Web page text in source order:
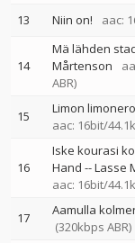
13 Niin on! aac:
14
Mä lähden
Mårtenson
ABR)
15
Limon
aac: 16bit/
16
Iske kourasi
Hand --Lasse
aac: 16bit/
17 Aamulla
(320kbps ABR)